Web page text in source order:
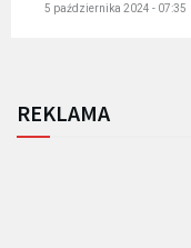
5 października 2024 - 07:35
REKLAMA